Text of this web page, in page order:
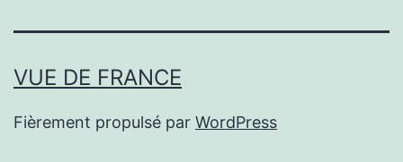
VUE DE FRANCE
Fièrement propulsé par WordPress